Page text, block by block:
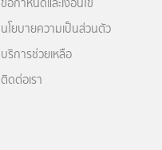
ข้อกำหนดและเงื่อนไข
นโยบายความเป็นส่วนตัว
บริการช่วยเหลือ
ติดต่อเรา